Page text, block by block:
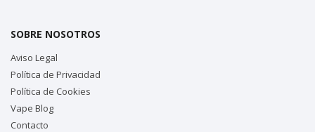
SOBRE NOSOTROS
Aviso Legal
Política de Privacidad
Política de Cookies
Vape Blog
Contacto